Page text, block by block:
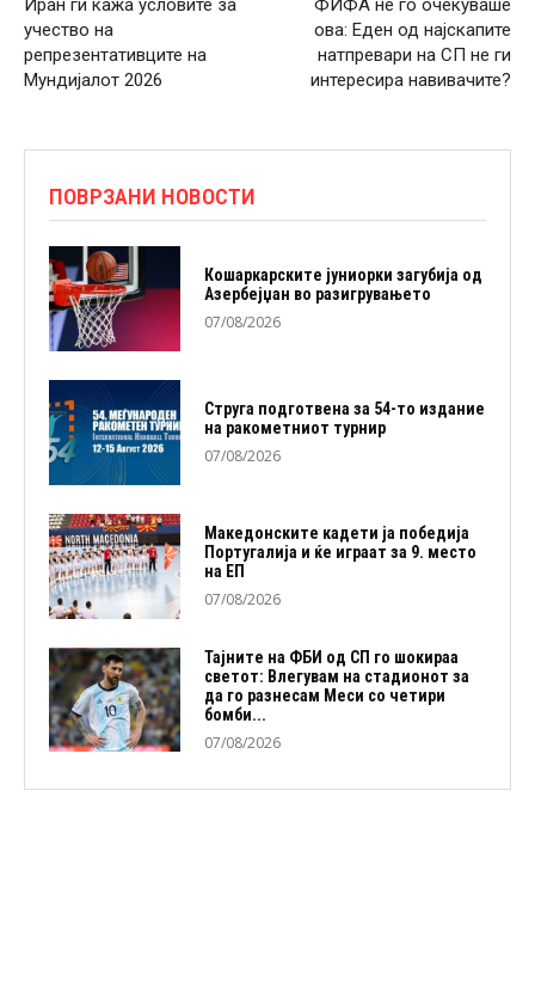
Иран ги кажа условите за
учество на
репрезентативците на
Мундијалот 2026
ФИФА не го очекуваше
ова: Еден од најскапите
натпревари на СП не ги
интересира навивачите?
ПОВРЗАНИ НОВОСТИ
Кошаркарските јуниорки загубија од
Азербејџан во разигрувањето
07/08/2026
Струга подготвена за 54-то издание
на ракометниот турнир
07/08/2026
Македонските кадети ја победија
Португалија и ќе играат за 9. место
на ЕП
07/08/2026
Тајните на ФБИ од СП го шокираа
светот: Влегувам на стадионот за
да го разнесам Меси со четири
бомби...
07/08/2026